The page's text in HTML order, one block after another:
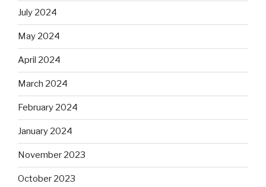
July 2024
May 2024
April 2024
March 2024
February 2024
January 2024
November 2023
October 2023